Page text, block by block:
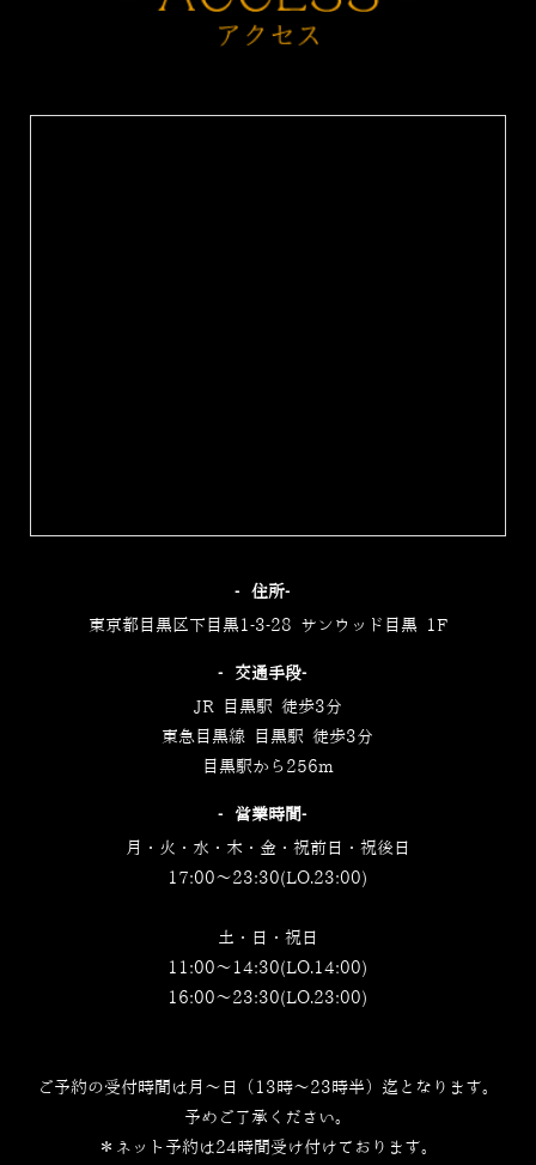
‐住所‐
東京都目黒区下目黒1-3-28 サンウッド目黒 1F
‐交通手段‐
JR 目黒駅 徒歩3分
東急目黒線 目黒駅 徒歩3分
目黒駅から256m
‐営業時間‐
月・火・水・木・金・祝前日・祝後日
17:00～23:30(LO.23:00)
土・日・祝日
11:00～14:30(LO.14:00)
16:00～23:30(LO.23:00)
ご予約の受付時間は月～日（13時～23時半）迄となります。
予めご了承ください。
＊ネット予約は24時間受け付けております。